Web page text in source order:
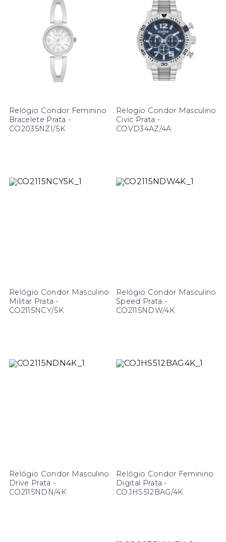
Relógio Condor Feminino
Bracelete Prata -
CO2035NZI/5K
Relogio Condor Masculino
Civic Prata -
COVD34AZ/4A
Relógio Condor Masculino
Militar Prata -
CO2115NCY/5K
Relógio Condor Masculino
Speed Prata -
CO2115NDW/4K
Relógio Condor Masculino
Drive Prata -
CO2115NDN/4K
Relógio Condor Feminino
Digital Prata -
COJHS512BAG/4K